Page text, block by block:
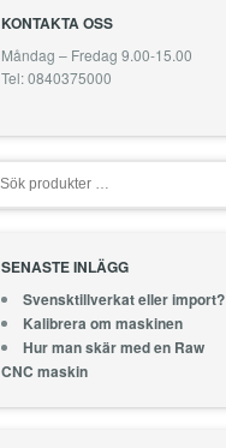
KONTAKTA OSS
Måndag – Fredag 9.00-15.00
Tel: 0840375000
SENASTE INLÄGG
Svensktillverkat eller import?
Kalibrera om maskinen
Hur man skär med en Raw
CNC maskin